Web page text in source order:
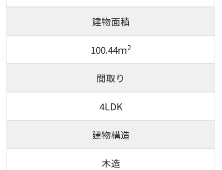
建物面積
100.44ｍ2
間取り
4LDK
建物構造
木造